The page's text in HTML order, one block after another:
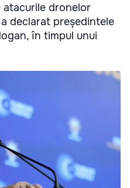
dronelor
declarat președintele
în timpul unui